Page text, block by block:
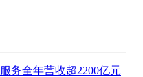
务全年营收超2200亿元